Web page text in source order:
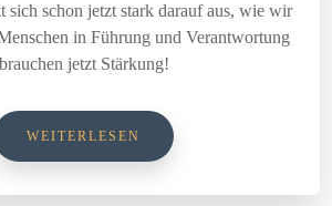
sich schon jetzt stark darauf aus, wie wir
in Führung und Verantwortung
brauchen jetzt Stärkung!
WEITERLESEN